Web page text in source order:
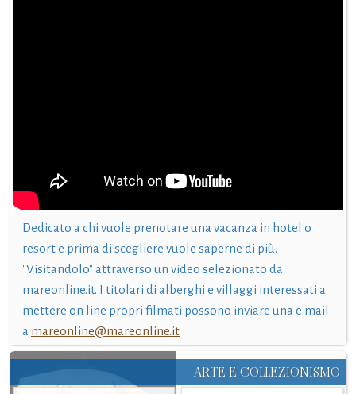
Dedicato a chi vuole prenotare una vacanza in hotel o
resort e prima di scegliere vuole saperne di più.
"Visitandolo" attraverso un video selezionato da
mareonline.it. I titolari di alberghi e villaggi interessati a
mettere on line propri filmati possono inviare una e mail
a mareonline@mareonline.it
ARTE E COLLEZIONISMO